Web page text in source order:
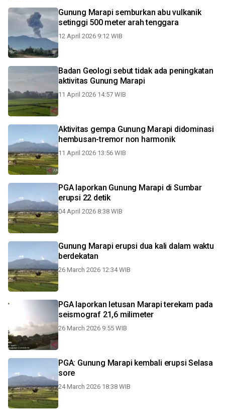
Gunung Marapi semburkan abu vulkanik
setinggi 500 meter arah tenggara
12 April 2026 9:12 WIB
Badan Geologi sebut tidak ada peningkatan
aktivitas Gunung Marapi
11 April 2026 14:57 WIB
Aktivitas gempa Gunung Marapi didominasi
hembusan-tremor non harmonik
11 April 2026 13:56 WIB
PGA laporkan Gunung Marapi di Sumbar
erupsi 22 detik
04 April 2026 8:38 WIB
Gunung Marapi erupsi dua kali dalam waktu
berdekatan
26 March 2026 12:34 WIB
PGA laporkan letusan Marapi terekam pada
seismograf 21,6 milimeter
26 March 2026 9:55 WIB
PGA: Gunung Marapi kembali erupsi Selasa
sore
24 March 2026 18:38 WIB